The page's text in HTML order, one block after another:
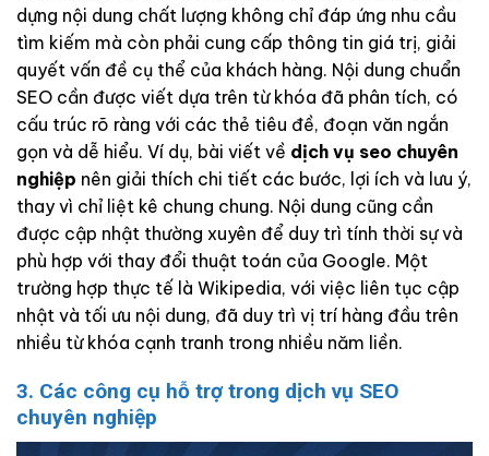
dựng nội dung chất lượng không chỉ đáp ứng nhu cầu
tìm kiếm mà còn phải cung cấp thông tin giá trị, giải
quyết vấn đề cụ thể của khách hàng. Nội dung chuẩn
SEO cần được viết dựa trên từ khóa đã phân tích, có
cấu trúc rõ ràng với các thẻ tiêu đề, đoạn văn ngắn
gọn và dễ hiểu. Ví dụ, bài viết về dịch vụ seo chuyên
nghiệp nên giải thích chi tiết các bước, lợi ích và lưu ý,
thay vì chỉ liệt kê chung chung. Nội dung cũng cần
được cập nhật thường xuyên để duy trì tính thời sự và
phù hợp với thay đổi thuật toán của Google. Một
trường hợp thực tế là Wikipedia, với việc liên tục cập
nhật và tối ưu nội dung, đã duy trì vị trí hàng đầu trên
nhiều từ khóa cạnh tranh trong nhiều năm liền.
3. Các công cụ hỗ trợ trong dịch vụ SEO
chuyên nghiệp